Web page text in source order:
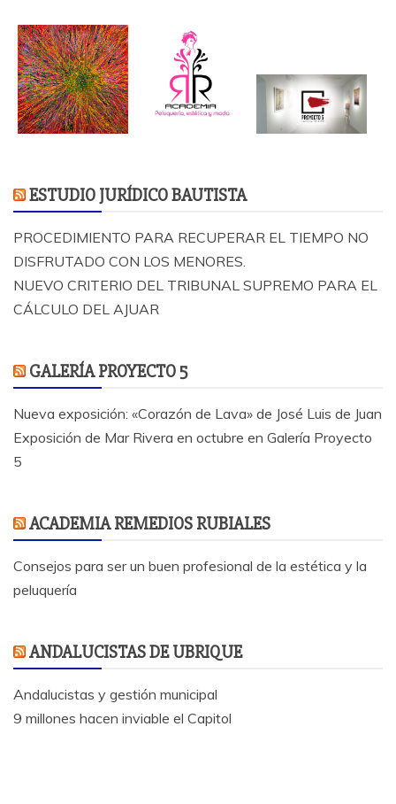
ESTUDIO JURÍDICO BAUTISTA
PROCEDIMIENTO PARA RECUPERAR EL TIEMPO NO
DISFRUTADO CON LOS MENORES.
NUEVO CRITERIO DEL TRIBUNAL SUPREMO PARA EL
CÁLCULO DEL AJUAR
GALERÍA PROYECTO 5
Nueva exposición: «Corazón de Lava» de José Luis de Juan
Exposición de Mar Rivera en octubre en Galería Proyecto
5
ACADEMIA REMEDIOS RUBIALES
Consejos para ser un buen profesional de la estética y la
peluquería
ANDALUCISTAS DE UBRIQUE
Andalucistas y gestión municipal
9 millones hacen inviable el Capitol